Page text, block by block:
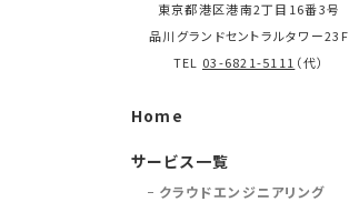
東京都港区港南2丁目16番3号
品川グランドセントラルタワー23F
TEL 03-6821-5111 （代）
Home
サービス一覧
クラウドエンジニアリング